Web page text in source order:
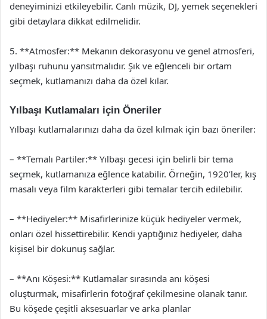
deneyiminizi etkileyebilir. Canlı müzik, DJ, yemek seçenekleri
gibi detaylara dikkat edilmelidir.
5. **Atmosfer:** Mekanın dekorasyonu ve genel atmosferi,
yılbaşı ruhunu yansıtmalıdır. Şık ve eğlenceli bir ortam
seçmek, kutlamanızı daha da özel kılar.
Yılbaşı Kutlamaları için Öneriler
Yılbaşı kutlamalarınızı daha da özel kılmak için bazı öneriler:
– **Temalı Partiler:** Yılbaşı gecesi için belirli bir tema
seçmek, kutlamanıza eğlence katabilir. Örneğin, 1920’ler, kış
masalı veya film karakterleri gibi temalar tercih edilebilir.
– **Hediyeler:** Misafirlerinize küçük hediyeler vermek,
onları özel hissettirebilir. Kendi yaptığınız hediyeler, daha
kişisel bir dokunuş sağlar.
– **Anı Köşesi:** Kutlamalar sırasında anı köşesi
oluşturmak, misafirlerin fotoğraf çekilmesine olanak tanır.
Bu köşede çeşitli aksesuarlar ve arka planlar